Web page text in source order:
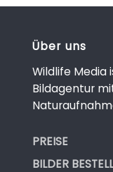
Über uns
Wildlife Media
Bildagentur
PREISE
BILDER